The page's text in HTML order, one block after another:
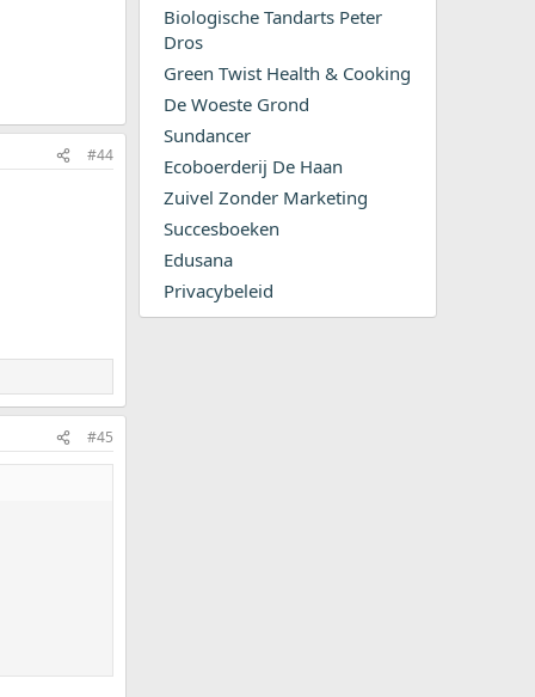
#44
#45
Biologische Tandarts Peter
Dros
Green Twist Health & Cooking
De Woeste Grond
Sundancer
Ecoboerderij De Haan
Zuivel Zonder Marketing
Succesboeken
Edusana
Privacybeleid